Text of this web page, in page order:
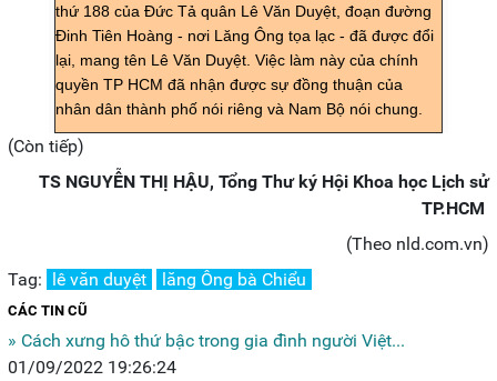
thứ 188 của Đức Tả quân Lê Văn Duyệt, đoạn đường
Đinh Tiên Hoàng - nơi Lăng Ông tọa lạc - đã được đổi
lại, mang tên Lê Văn Duyệt. Việc làm này của chính
quyền TP HCM đã nhận được sự đồng thuận của
nhân dân thành phố nói riêng và Nam Bộ nói chung.
(Còn tiếp)
TS NGUYỄN THỊ HẬU, Tổng Thư ký Hội Khoa học Lịch sử
TP.HCM
(Theo nld.com.vn)
Tag: lê văn duyệt lăng Ông bà Chiểu
CÁC TIN CŨ
» Cách xưng hô thứ bậc trong gia đình người Việt...
01/09/2022 19:26:24